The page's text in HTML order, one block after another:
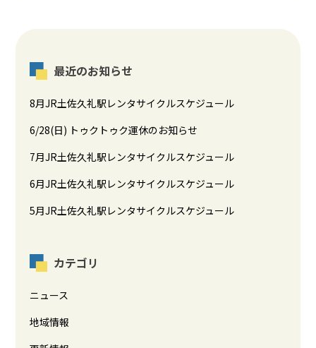
最近のお知らせ
8月JR土佐久礼駅レンタサイクルスケジュール
6/28(日) トゥクトゥク運休のお知らせ
7月JR土佐久礼駅レンタサイクルスケジュール
6月JR土佐久礼駅レンタサイクルスケジュール
5月JR土佐久礼駅レンタサイクルスケジュール
カテゴリ
ニュース
地域情報